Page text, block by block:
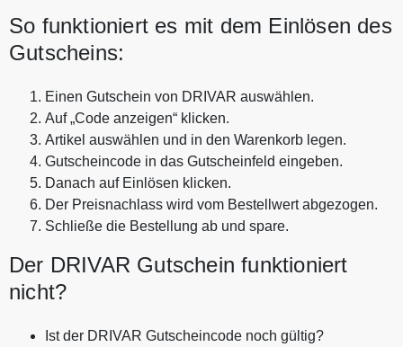
So funktioniert es mit dem Einlösen des
Gutscheins:
Einen Gutschein von DRIVAR auswählen.
Auf „Code anzeigen“ klicken.
Artikel auswählen und in den Warenkorb legen.
Gutscheincode in das Gutscheinfeld eingeben.
Danach auf Einlösen klicken.
Der Preisnachlass wird vom Bestellwert abgezogen.
Schließe die Bestellung ab und spare.
Der DRIVAR Gutschein funktioniert
nicht?
Ist der DRIVAR Gutscheincode noch gültig?